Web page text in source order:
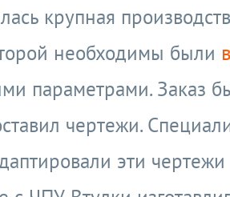
крупная
необходимы были
параметрами. Заказ
чертежи.
эти